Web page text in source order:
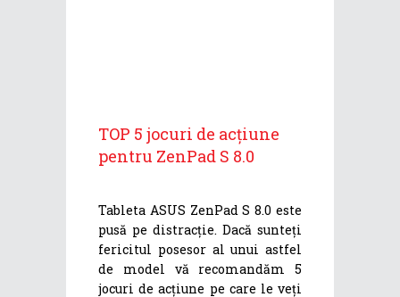
TOP 5 jocuri de acțiune
pentru ZenPad S 8.0
Tableta ASUS ZenPad S 8.0 este
pusă pe distracție. Dacă sunteți
fericitul posesor al unui astfel
de model vă recomandăm 5
jocuri de acțiune pe care le veți